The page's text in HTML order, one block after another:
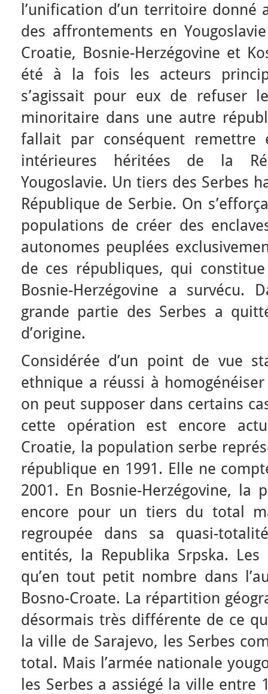
l’unification d’un territoire
des affrontements en
Croatie, Bosnie-Herzégovine et
été à la fois les acteurs
s’agissait pour eux de refuser
minoritaire dans une autre
fallait par conséquent remettre
intérieures héritées de la
Yougoslavie. Un tiers des Serbes
République de Serbie. On
populations de créer des
autonomes peuplées
de ces républiques, qui
Bosnie-Herzégovine a survécu.
grande partie des Serbes a
d’origine.
Considérée d’un point de vue
ethnique a réussi à
on peut supposer dans certains
cette opération est encore
Croatie, la population serbe
république en 1991. Elle ne
2001. En Bosnie-Herzégovine, la
encore pour un tiers du total
regroupée dans sa quasi-
entités, la Republika Srpska.
qu’en tout petit nombre dans
Bosno-Croate. La répartition
désormais très différente de ce
la ville de Sarajevo, les Serbes
total. Mais l’armée nationale
les Serbes a assiégé la ville entre